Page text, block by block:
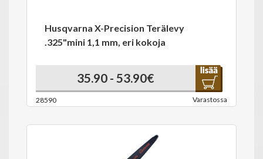
Husqvarna X-Precision Terälevy
.325"mini 1,1 mm, eri kokoja
35.90 - 53.90€
28590 Varastossa